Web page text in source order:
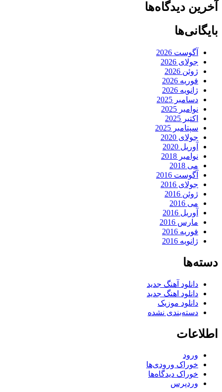
آخرین دیدگاه‌ها
بایگانی‌ها
آگوست 2026
جولای 2026
ژوئن 2026
فوریه 2026
ژانویه 2026
دسامبر 2025
نوامبر 2025
اکتبر 2025
سپتامبر 2025
جولای 2020
آوریل 2020
نوامبر 2018
می 2018
آگوست 2016
جولای 2016
ژوئن 2016
می 2016
آوریل 2016
مارس 2016
فوریه 2016
ژانویه 2016
دسته‌ها
دانلود آهنگ جدید
دانلود اهنگ جدید
دانلود موزیک
دسته‌بندی نشده
اطلاعات
ورود
خوراک ورودی‌ها
خوراک دیدگاه‌ها
وردپرس